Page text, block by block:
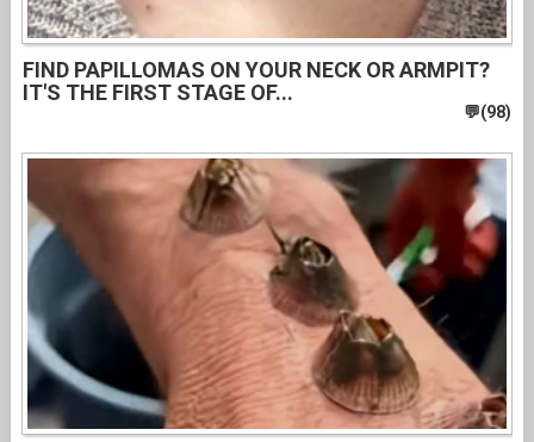
FIND PAPILLOMAS ON YOUR NECK OR ARMPIT?
IT'S THE FIRST STAGE OF...